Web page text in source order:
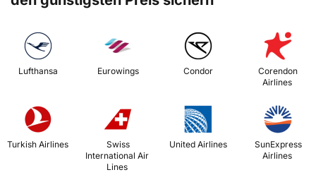
Lufthansa Eurowings Condor
Corendon
Airlines
Turkish Airlines
International Air
Lines
United Airlines
Airlines